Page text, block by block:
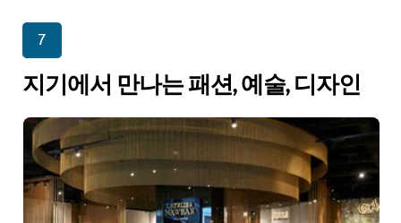
7
지기에서 만나는 패션, 예술, 디자인